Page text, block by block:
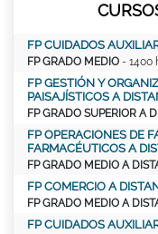
FP CUIDADOS
FP GRADO MEDIO - 1400
FP GESTIÓN Y
PAISAJÍSTICOS A
FP GRADO SUPERIOR A
FP OPERACIONES DE
FARMACÉUTICOS A
FP GRADO MEDIO A
FP COMERCIO A
FP GRADO MEDIO A
FP CUIDADOS